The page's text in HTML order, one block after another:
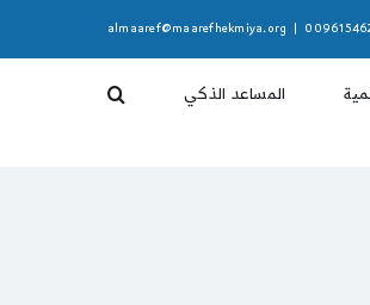
almaaref@maarefhekmiya.org
المساعد الذكي